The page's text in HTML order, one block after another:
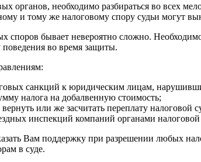
органов, необходимо разбираться во всех
и тому же налоговому спору судьи могут
бывает невероятно сложно.
во время защиты.
санкций к юридическим лицам,
налога на добалвенную стоимость;
или же засчитать переплату налоговой
инспекций компаний органами
Вам поддержку при разрешении любых
в суде.